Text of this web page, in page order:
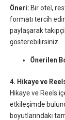
Öneri: Bir otel,
formatı tercih
paylaşarak
gösterebilirsiniz.
Önerilen
4. Hikaye ve
Hikaye ve Reels
etkileşimde
boyutlarındaki